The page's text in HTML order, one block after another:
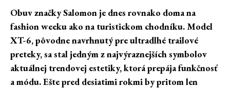
Obuv značky Salomon je dnes rovnako doma na
fashion weeku ako na turistickom chodníku. Model
XT-6, pôvodne navrhnutý pre ultradlhé trailové
preteky, sa stal jedným z najvýraznejších symbolov
aktuálnej trendovej estetiky, ktorá prepája funkčnosť
a módu. Ešte pred desiatimi rokmi by pritom len